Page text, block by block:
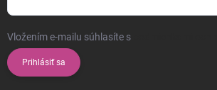
Vložením e-mailu súhlasíte s
Prihlásiť sa